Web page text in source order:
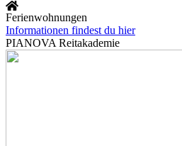
Ferienwohnungen
Informationen findest du hier
PIANOVA Reitakademie